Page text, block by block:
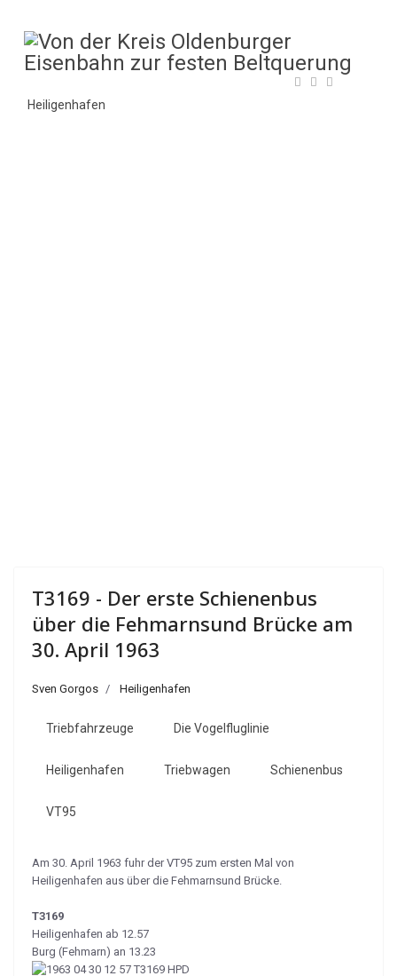
Heiligenhafen
T3169 - Der erste Schienenbus
über die Fehmarnsund Brücke am
30. April 1963
Sven Gorgos Heiligenhafen
Triebfahrzeuge Die Vogelfluglinie
Heiligenhafen Triebwagen Schienenbus
VT95
Am 30. April 1963 fuhr der VT95 zum ersten Mal von
Heiligenhafen aus über die Fehmarnsund Brücke.
T3169
Heiligenhafen ab 12.57
Burg (Fehmarn) an 13.23